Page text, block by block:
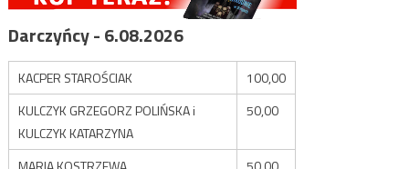
Darczyńcy - 6.08.2026
KACPER STAROŚCIAK
100,00
KULCZYK GRZEGORZ POLIŃSKA i
KULCZYK KATARZYNA
50,00